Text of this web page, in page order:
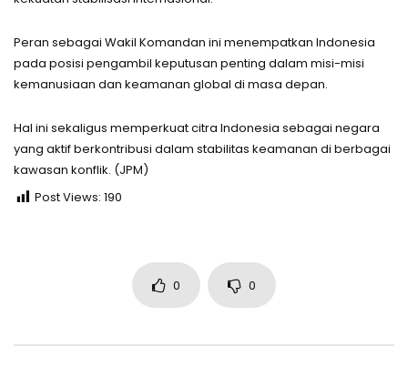
Peran sebagai Wakil Komandan ini menempatkan Indonesia
pada posisi pengambil keputusan penting dalam misi-misi
kemanusiaan dan keamanan global di masa depan.
Hal ini sekaligus memperkuat citra Indonesia sebagai negara
yang aktif berkontribusi dalam stabilitas keamanan di berbagai
kawasan konflik. (JPM)
Post Views: 190
0 0